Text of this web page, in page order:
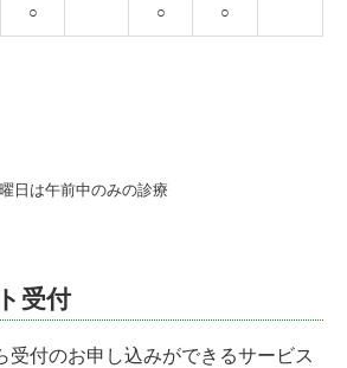
○ ○ ○
日は午前中のみの診療
受付
受付のお申し込みができるサービス